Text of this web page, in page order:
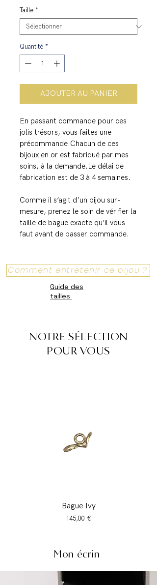
Taille *
Quantité *
AJOUTER AU PANIER
En passant commande pour ces
jolis trésors, vous faites une
précommande.Chacun de ces
bijoux en or est fabriqué par mes
soins, à la demande.Le délai de
fabrication est de 3 à 4 semaines.
Comme il s’agit d'un bijou sur-
mesure, prenez le soin de vérifier la
taille de bague exacte qu’il vous
faut avant de passer commande.
Comment entretenir ce bijou ?
Guide des
tailles
NOTRE SÉLECTION
POUR VOUS
Bague Ivy
Prix
145,00 €
Mon écrin